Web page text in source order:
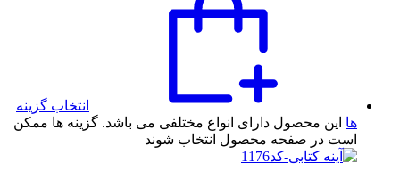
انتخاب گزینه
ها این محصول دارای انواع مختلفی می باشد. گزینه ها ممکن
است در صفحه محصول انتخاب شوند